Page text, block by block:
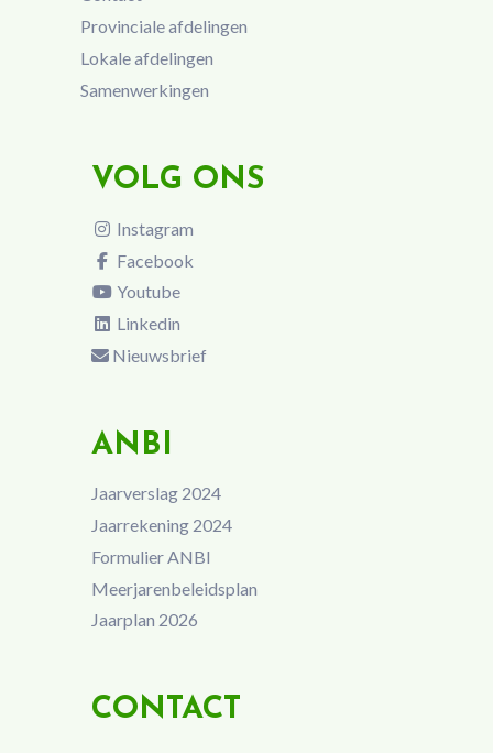
Provinciale afdelingen
Lokale afdelingen
Samenwerkingen
VOLG ONS
Instagram
Facebook
Youtube
Linkedin
Nieuwsbrief
ANBI
Jaarverslag 2024
Jaarrekening 2024
Formulier ANBI
Meerjarenbeleidsplan
Jaarplan 2026
CONTACT